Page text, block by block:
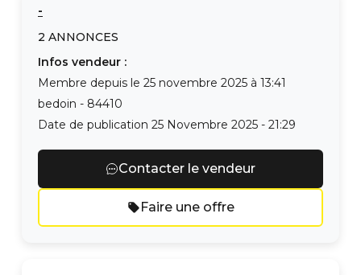
-
2 ANNONCES
Infos vendeur :
Membre depuis le 25 novembre 2025 à 13:41
bedoin - 84410
Date de publication 25 Novembre 2025 - 21:29
Contacter le vendeur
Faire une offre